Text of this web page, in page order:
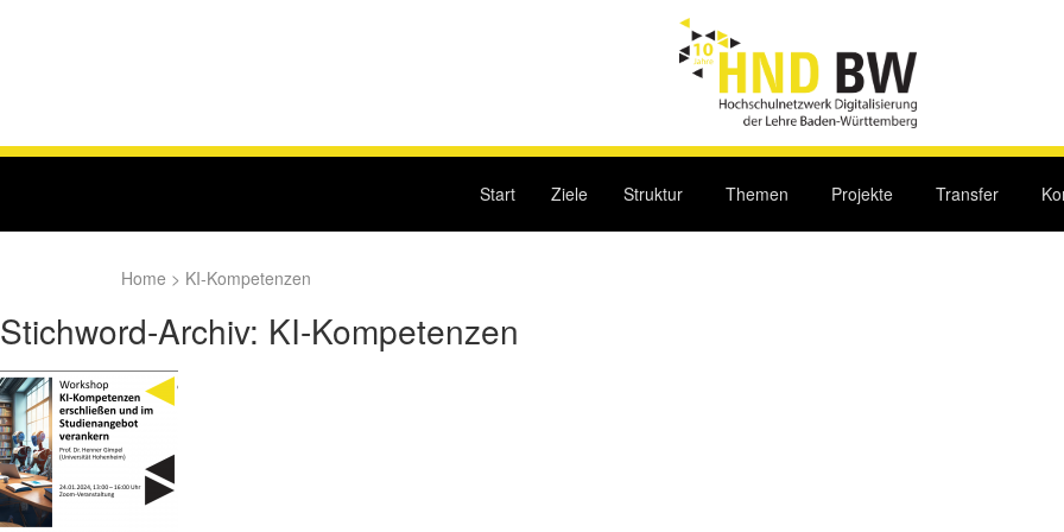
Start Ziele Struktur Themen Projekte Transfer
Home > KI-Kompetenzen
Stichword-Archiv: KI-Kompetenzen